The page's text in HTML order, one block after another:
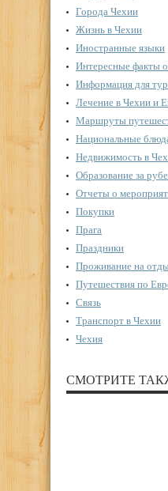
Города Чехии
Жизнь в Чехии
Иностранные языки
Интересные факты
Информация для
Лечение в Чехии и
Маршруты
Национальные
Недвижимость в
Образование за
Отчеты о
Покупки
Прага
Праздники
Проживание на
Путешествия по
Связь
Транспорт в Чехии
Чехия
СМОТРИТЕ